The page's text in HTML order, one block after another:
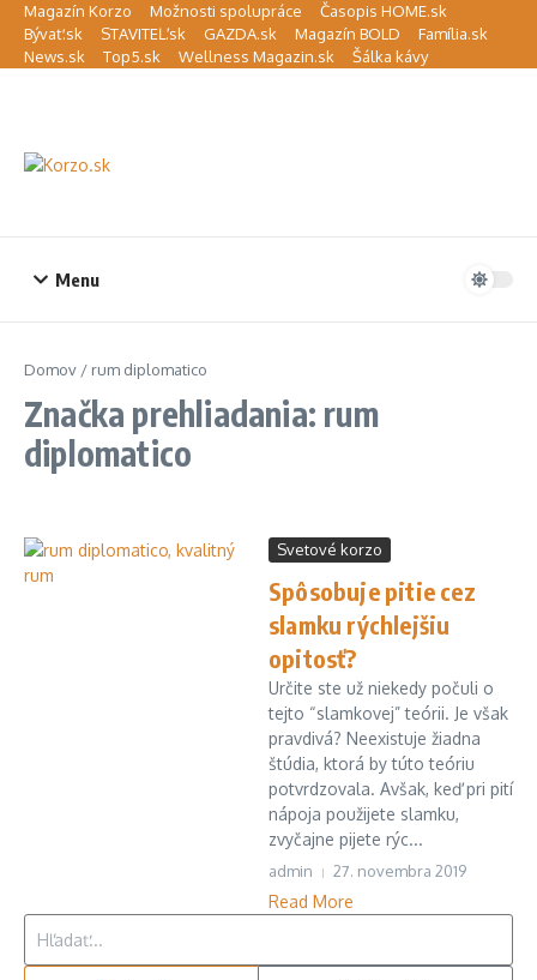
Preskočiť na obsah
Magazín Korzo Možnosti spolupráce
Časopis HOME.sk
Bývať.sk
STAVITEĽ.sk GAZDA.sk Magazín BOLD
Família.sk
News.sk
Top5.sk Wellness Magazin.sk Šálka kávy
Menu
Domov / rum diplomatico
Značka prehliadania: rum
diplomatico
Svetové korzo
Spôsobuje pitie cez
slamku rýchlejšiu
opitosť?
Určite ste už niekedy počuli o
tejto “slamkovej” teórii. Je však
pravdivá? Neexistuje žiadna
štúdia, ktorá by túto teóriu
potvrdzovala. Avšak, keď pri pití
nápoja použijete slamku,
zvyčajne pijete rýc...
admin 27. novembra 2019
Read More